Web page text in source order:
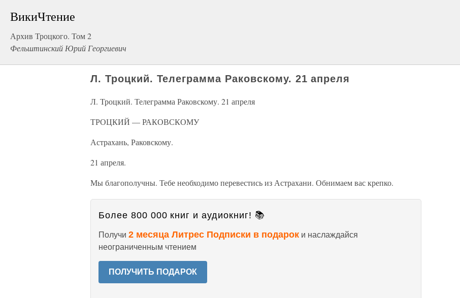
ВикиЧтение
Архив Троцкого. Том 2
Фельштинский Юрий Георгиевич
Л. Троцкий. Телеграмма Раковскому. 21 апреля
Л. Троцкий. Телеграмма Раковскому. 21 апреля
ТРОЦКИЙ — РАКОВСКОМУ
Астрахань, Раковскому.
21 апреля.
Мы благополучны. Тебе необходимо перевестись из Астрахани. Обнимаем вас крепко.
Более 800 000 книг и аудиокниг! 📚
Получи 2 месяца Литрес Подписки в подарок и наслаждайся
неограниченным чтением
ПОЛУЧИТЬ ПОДАРОК